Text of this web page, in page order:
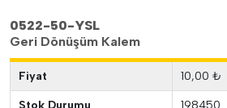
0522-50-YSL
Geri Dönüşüm Kalem
Fiyat 10,00 ₺
Stok Durumu 198450